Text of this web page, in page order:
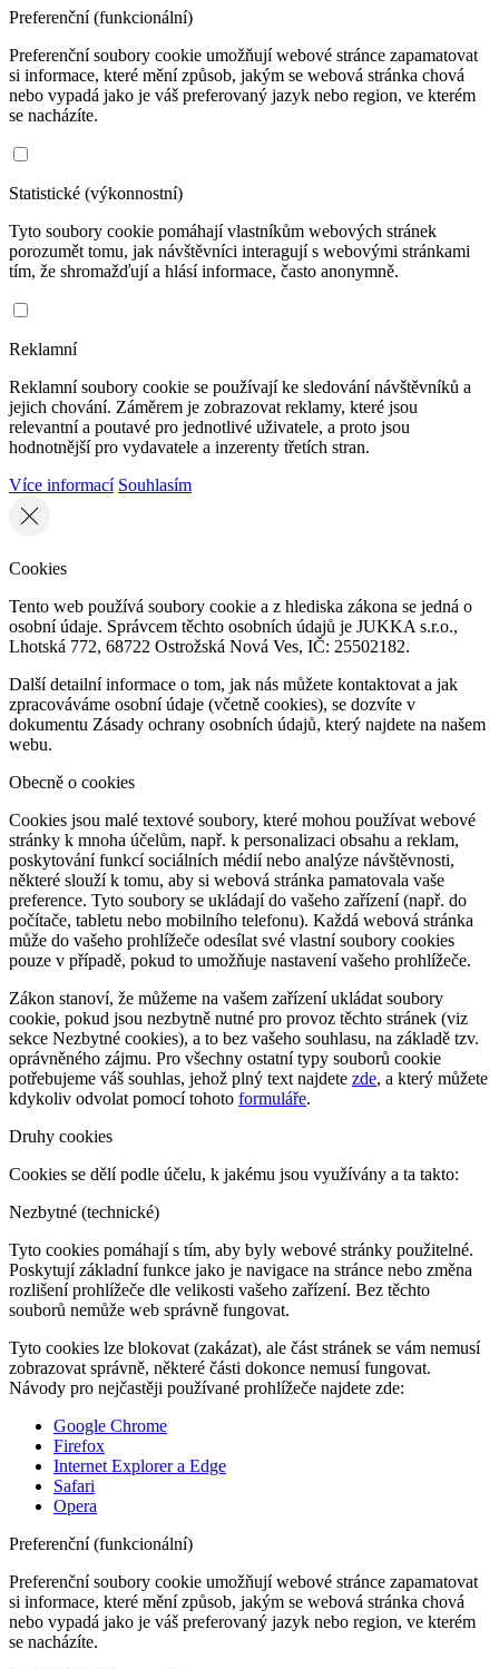
Preferenční (funkcionální)
Preferenční soubory cookie umožňují webové stránce zapamatovat
si informace, které mění způsob, jakým se webová stránka chová
nebo vypadá jako je váš preferovaný jazyk nebo region, ve kterém
se nacházíte.
Statistické (výkonnostní)
Tyto soubory cookie pomáhají vlastníkům webových stránek
porozumět tomu, jak návštěvníci interagují s webovými stránkami
tím, že shromažďují a hlásí informace, často anonymně.
Reklamní
Reklamní soubory cookie se používají ke sledování návštěvníků a
jejich chování. Záměrem je zobrazovat reklamy, které jsou
relevantní a poutavé pro jednotlivé uživatele, a proto jsou
hodnotnější pro vydavatele a inzerenty třetích stran.
Více informací Souhlasím
Cookies
Tento web používá soubory cookie a z hlediska zákona se jedná o
osobní údaje. Správcem těchto osobních údajů je JUKKA s.r.o.,
Lhotská 772, 68722 Ostrožská Nová Ves, IČ: 25502182.
Další detailní informace o tom, jak nás můžete kontaktovat a jak
zpracováváme osobní údaje (včetně cookies), se dozvíte v
dokumentu Zásady ochrany osobních údajů, který najdete na našem
webu.
Obecně o cookies
Cookies jsou malé textové soubory, které mohou používat webové
stránky k mnoha účelům, např. k personalizaci obsahu a reklam,
poskytování funkcí sociálních médií nebo analýze návštěvnosti,
některé slouží k tomu, aby si webová stránka pamatovala vaše
preference. Tyto soubory se ukládají do vašeho zařízení (např. do
počítače, tabletu nebo mobilního telefonu). Každá webová stránka
může do vašeho prohlížeče odesílat své vlastní soubory cookies
pouze v případě, pokud to umožňuje nastavení vašeho prohlížeče.
Zákon stanoví, že můžeme na vašem zařízení ukládat soubory
cookie, pokud jsou nezbytně nutné pro provoz těchto stránek (viz
sekce Nezbytné cookies), a to bez vašeho souhlasu, na základě tzv.
oprávněného zájmu. Pro všechny ostatní typy souborů cookie
potřebujeme váš souhlas, jehož plný text najdete zde, a který můžete
kdykoliv odvolat pomocí tohoto formuláře.
Druhy cookies
Cookies se dělí podle účelu, k jakému jsou využívány a ta takto:
Nezbytné (technické)
Tyto cookies pomáhají s tím, aby byly webové stránky použitelné.
Poskytují základní funkce jako je navigace na stránce nebo změna
rozlišení prohlížeče dle velikosti vašeho zařízení. Bez těchto
souborů nemůže web správně fungovat.
Tyto cookies lze blokovat (zakázat), ale část stránek se vám nemusí
zobrazovat správně, některé části dokonce nemusí fungovat.
Návody pro nejčastěji používané prohlížeče najdete zde:
Google Chrome
Firefox
Internet Explorer a Edge
Safari
Opera
Preferenční (funkcionální)
Preferenční soubory cookie umožňují webové stránce zapamatovat
si informace, které mění způsob, jakým se webová stránka chová
nebo vypadá jako je váš preferovaný jazyk nebo region, ve kterém
se nacházíte.